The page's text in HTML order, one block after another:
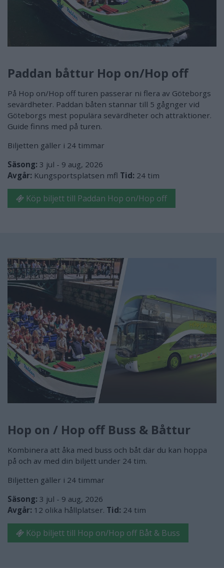
Paddan båttur Hop on/Hop off
På Hop on/Hop off turen passerar ni flera av Göteborgs
sevärdheter. Paddan båten stannar till 5 gågnger vid
Göteborgs mest populära sevärdheter och attraktioner.
Guide finns med på turen.
Biljetten gäller i 24 timmar
Säsong: 3 jul - 9 aug, 2026
Avgår: Kungsportsplatsen mfl Tid: 24 tim
Köp biljett till Paddan Hop on/Hop off
Hop on / Hop off Buss & Båttur
Kombinera att åka med buss och båt där du kan hoppa
på och av med din biljett under 24 tim.
Biljetten gäller i 24 timmar
Säsong: 3 jul - 9 aug, 2026
Avgår: 12 olika hållplatser. Tid: 24 tim
Köp biljett till Hop on/Hop off Båt & Buss